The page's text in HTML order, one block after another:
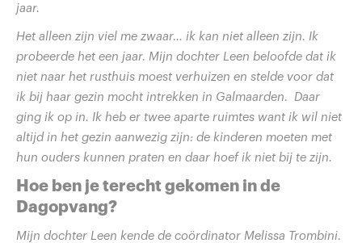
jaar.
Het alleen zijn viel me zwaar… ik kan niet alleen zijn. Ik
probeerde het een jaar. Mijn dochter Leen beloofde dat ik
niet naar het rusthuis moest verhuizen en stelde voor dat
ik bij haar gezin mocht intrekken in Galmaarden. Daar
ging ik op in. Ik heb er twee aparte ruimtes want ik wil niet
altijd in het gezin aanwezig zijn: de kinderen moeten met
hun ouders kunnen praten en daar hoef ik niet bij te zijn.
Hoe ben je terecht gekomen in de
Dagopvang?
Mijn dochter Leen kende de coördinator Melissa Trombini.